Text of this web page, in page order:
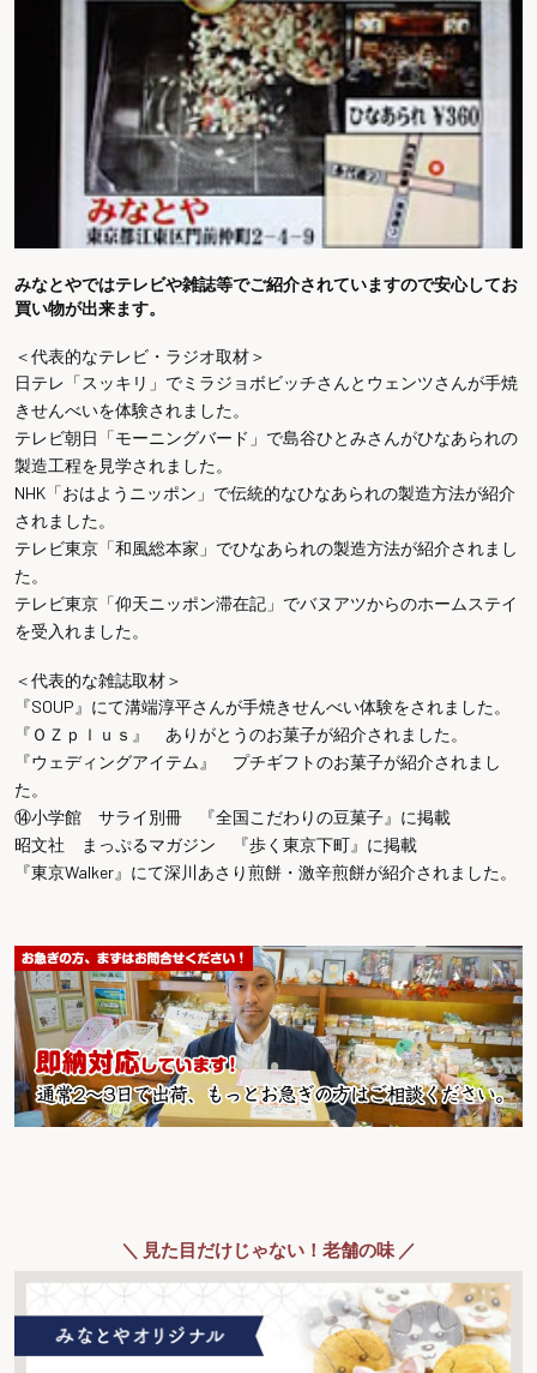
みなとやではテレビや雑誌等でご紹介されていますので安心してお
買い物が出来ます。
＜代表的なテレビ・ラジオ取材＞
日テレ「スッキリ」でミラジョボビッチさんとウェンツさんが手焼
きせんべいを体験されました。
テレビ朝日「モーニングバード」で島谷ひとみさんがひなあられの
製造工程を見学されました。
NHK「おはようニッポン」で伝統的なひなあられの製造方法が紹介
されました。
テレビ東京「和風総本家」でひなあられの製造方法が紹介されまし
た。
テレビ東京「仰天ニッポン滞在記」でバヌアツからのホームステイ
を受入れました。
＜代表的な雑誌取材＞
『SOUP』にて溝端淳平さんが手焼きせんべい体験をされました。
『ＯＺｐｌｕｓ』 ありがとうのお菓子が紹介されました。
『ウェディングアイテム』 プチギフトのお菓子が紹介されまし
た。
⑭小学館 サライ別冊 『全国こだわりの豆菓子』に掲載
昭文社 まっぷるマガジン 『歩く東京下町』に掲載
『東京Walker』にて深川あさり煎餅・激辛煎餅が紹介されました。
＼ 見た目だけじゃない！老舗の味 ／